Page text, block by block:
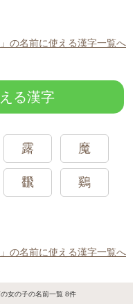
」の名前に使える漢字一覧へ
る漢字
露 魔
飜 鷄
」の名前に使える漢字一覧へ
女の子の名前一覧 8件